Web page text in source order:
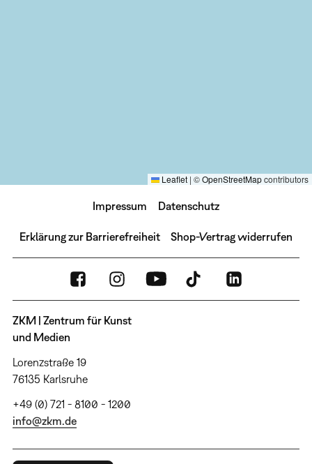
Leaflet | ©OpenStreetMapcontributors
Impressum Datenschutz
Erklärung zur Barrierefreiheit Shop-Vertrag widerrufen
ZKM | Zentrum für Kunst
und Medien
Lorenzstraße 19
76135 Karlsruhe
+49 (0) 721 - 8100 - 1200
info@zkm.de